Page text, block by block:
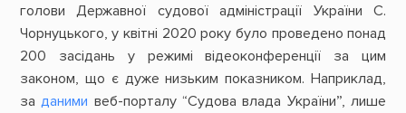
голови Державної судової адміністрації України С.
Чорнуцького, у квітні 2020 року було проведено понад
200 засідань у режимі відеоконференції за цим
законом, що є дуже низьким показником. Наприклад,
заданими веб-порталу “Судова влада України”, лише